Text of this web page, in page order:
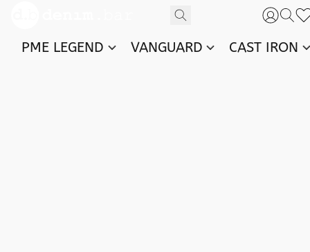
PME LEGEND VANGUARD CAST IRON